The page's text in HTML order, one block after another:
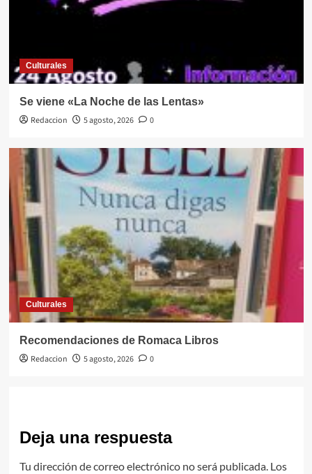
Culturales
Se viene «La Noche de las Lentas»
Redaccion
5 agosto, 2026 0
Culturales
Recomendaciones de Romaca Libros
Redaccion
5 agosto, 2026 0
Deja una respuesta
Tu dirección de correo electrónico no será publicada. Los